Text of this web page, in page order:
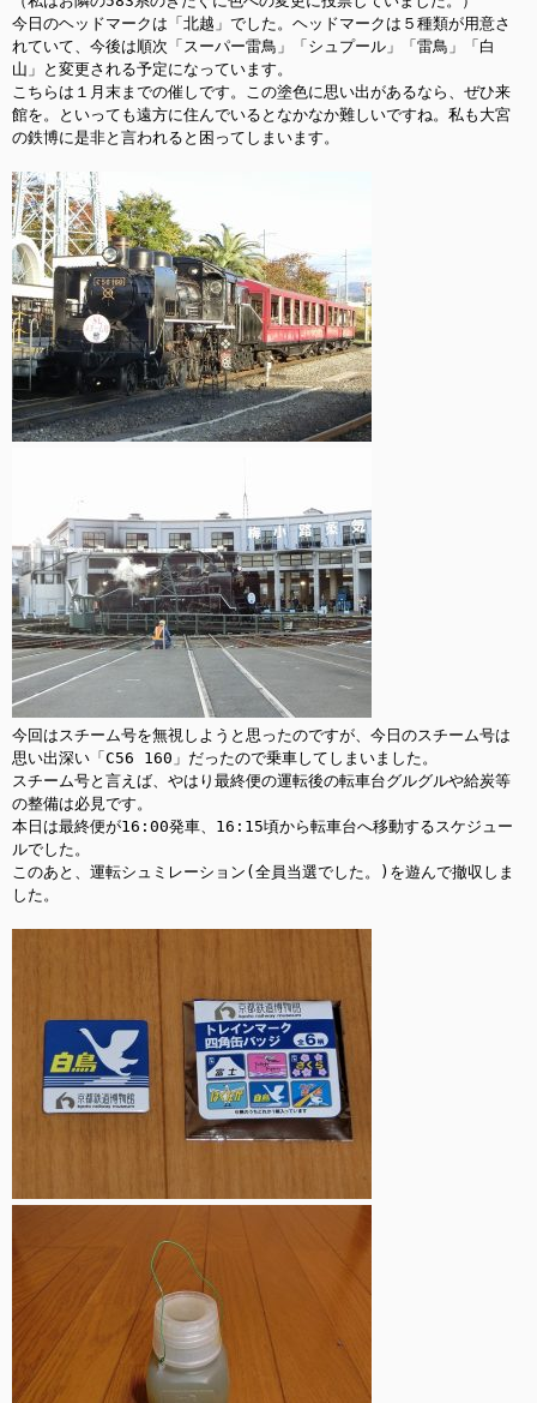
今日のヘッドマークは「北越」でした。ヘッドマークは５種類が用意さ
れていて、今後は順次「スーパー雷鳥」「シュプール」「雷鳥」「白
山」と変更される予定になっています。
こちらは１月末までの催しです。この塗色に思い出があるなら、ぜひ来
館を。といっても遠方に住んでいるとなかなか難しいですね。私も大宮
の鉄博に是非と言われると困ってしまいます。
今回はスチーム号を無視しようと思ったのですが、今日のスチーム号は
思い出深い「C56 160」だったので乗車してしまいました。
スチーム号と言えば、やはり最終便の運転後の転車台グルグルや給炭等
の整備は必見です。
本日は最終便が16:00発車、16:15頃から転車台へ移動するスケジュー
ルでした。
このあと、運転シュミレーション(全員当選でした。)を遊んで撤収しま
した。